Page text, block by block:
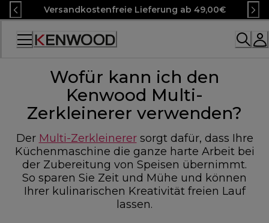
Skip
to
Content
Versandkostenfreie Lieferung ab 49,00€
Accessibility
Wofür kann ich den
Kenwood Multi-
Zerkleinerer verwenden?
Der Multi-Zerkleinerersorgt dafür, dass Ihre
Küchenmaschine die ganze harte Arbeit bei
der Zubereitung von Speisen übernimmt.
So sparen Sie Zeit und Mühe und können
Ihrer kulinarischen Kreativität freien Lauf
lassen.